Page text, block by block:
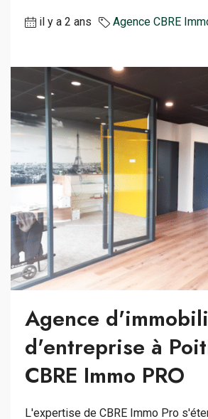
il y a 2 ans Agence CBRE
Agence
d'entreprise à
CBRE Immo PRO
L'expertise de CBRE Immo Pro